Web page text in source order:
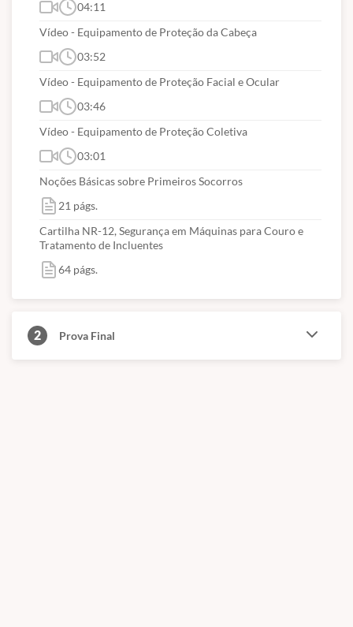
04:11
Vídeo - Equipamento de Proteção da Cabeça
03:52
Vídeo - Equipamento de Proteção Facial e Ocular
03:46
Vídeo - Equipamento de Proteção Coletiva
03:01
Noções Básicas sobre Primeiros Socorros
21 págs.
Cartilha NR-12, Segurança em Máquinas para Couro e
Tratamento de Incluentes
64 págs.
2 Prova Final